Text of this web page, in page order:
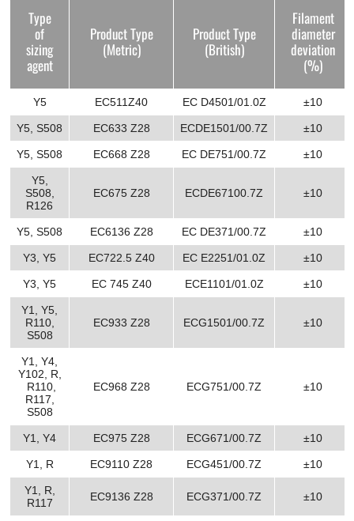
Type
of
sizing
agent
Product Type
(Metric)
Product Type
(British)
Filament
diameter
deviation
(%)
Y5 EC511Z40 EC D4501/01.0Z ±10
Y5, S508 EC633 Z28 ECDE1501/00.7Z ±10
Y5, S508 EC668 Z28 EC DE751/00.7Z ±10
Y5,
S508,
R126
EC675 Z28 ECDE67100.7Z ±10
Y5, S508 EC6136 Z28 EC DE371/00.7Z ±10
Y3, Y5 EC722.5 Z40 EC E2251/01.0Z ±10
Y3, Y5 EC 745 Z40 ECE1101/01.0Z ±10
Y1, Y5,
R110,
S508
EC933 Z28 ECG1501/00.7Z ±10
Y1, Y4,
Y102, R,
R110,
R117,
S508
EC968 Z28 ECG751/00.7Z ±10
Y1, Y4 EC975 Z28 ECG671/00.7Z ±10
Y1, R EC9110 Z28 ECG451/00.7Z ±10
Y1, R,
R117
EC9136 Z28 ECG371/00.7Z ±10